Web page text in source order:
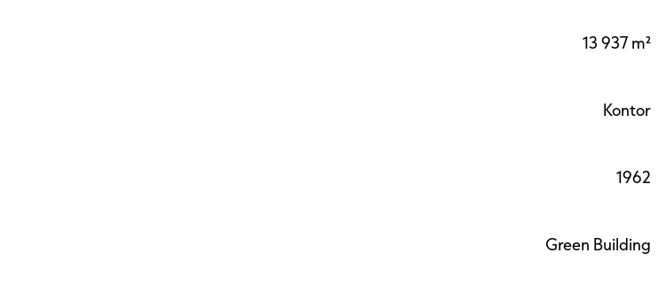
13 937 m²
Kontor
1962
Green Building